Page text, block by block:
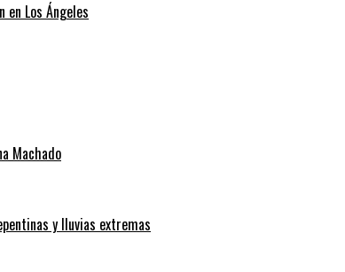
Los Ángeles
Machado
y lluvias extremas